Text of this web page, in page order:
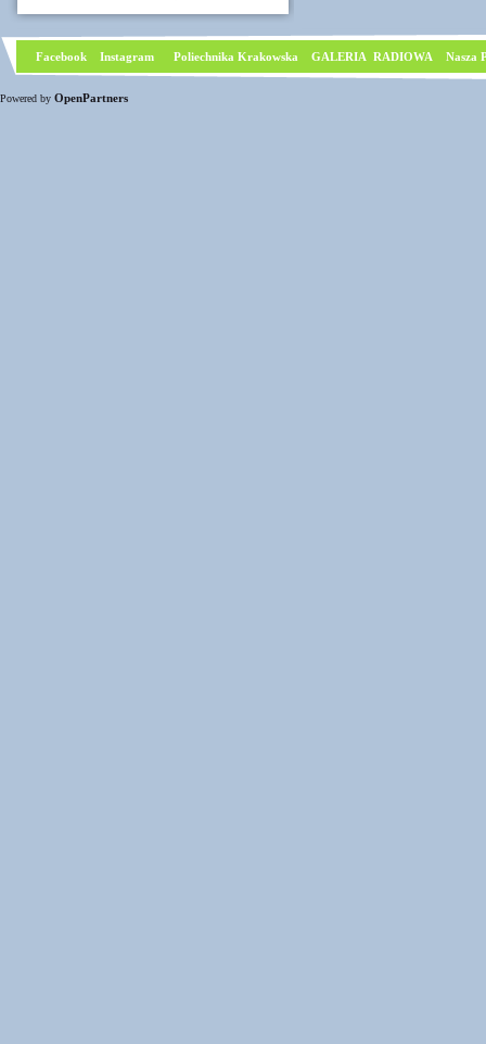
Facebook Instagram Poliechnika Krakowska GALERIA RADIOWA Nasza
Powered by OpenPartners